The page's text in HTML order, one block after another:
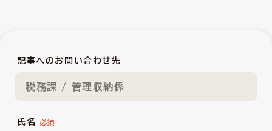
記事へのお問い合わせ先
税務課 / 管理収納係
氏名